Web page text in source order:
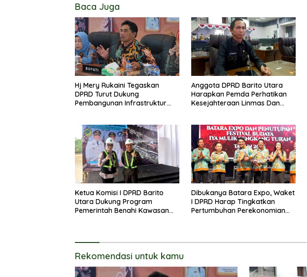
Baca Juga
Hj Mery Rukaini Tegaskan
DPRD Turut Dukung
Pembangunan Infrastruktur
Anggota DPRD Barito Utara
Harapkan Pemda Perhatikan
Kesejahteraan Linmas Dan
Ketua Komisi I DPRD Barito
Utara Dukung Program
Pemerintah Benahi Kawasan
Dibukanya Batara Expo, Waket
I DPRD Harap Tingkatkan
Pertumbuhan Perekonomian
Rekomendasi untuk kamu